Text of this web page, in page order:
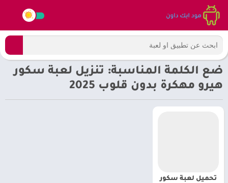
ضع الكلمة المناسبة: تنزيل لعبة سكور
هيرو مهكرة بدون قلوب 2025
تحميل لعبة سكور